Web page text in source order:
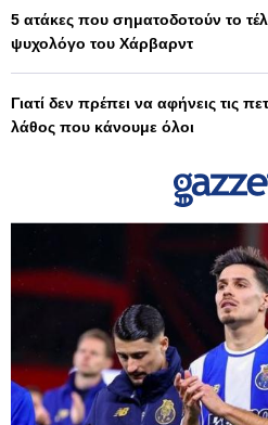
5 ατάκες που σηματοδοτούν το
ψυχολόγο του Χάρβαρντ
Γιατί δεν πρέπει να αφήνεις τις
λάθος που κάνουμε όλοι